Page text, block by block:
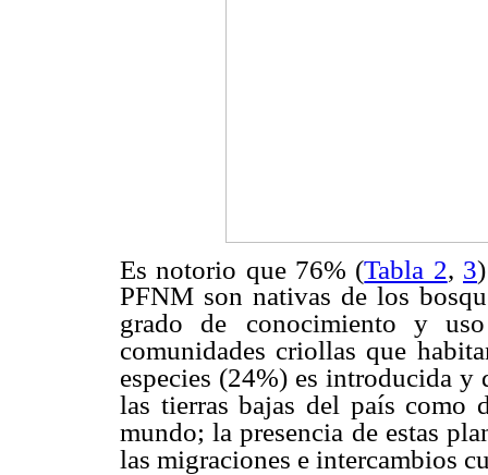
Es notorio que 76% (Tabla 2, 3
PFNM son nativas de los
grado de
conocimiento y
comunidades criollas que
especies (24%) es introducida y
las tierras bajas del país como
mundo; la presencia de estas
las migraciones e intercambios